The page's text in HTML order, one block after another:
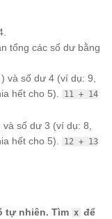
tổng các số dư bằng
và số dư 4 (ví dụ: 9,
hết cho 5).
11 + 14
số dư 3 (ví dụ: 8,
hết cho 5).
12 + 13
tự nhiên. Tìm x để